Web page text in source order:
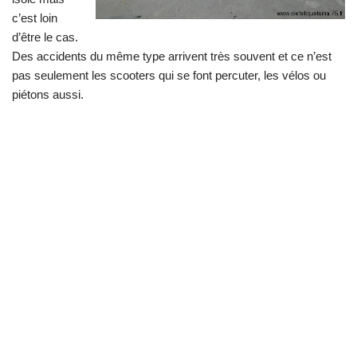
c’est loin
d’être le cas.
Des accidents du même type arrivent très souvent et ce n’est
pas seulement les scooters qui se font percuter, les vélos ou
piétons aussi.